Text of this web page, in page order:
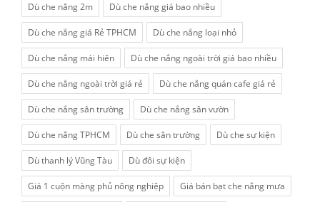
Dù che nắng 2m Dù che nắng giá bao nhiều
Dù che nắng giá Rẻ TPHCM Dù che nắng loại nhỏ
Dù che nắng mái hiên Dù che nắng ngoài trời giá bao nhiều
Dù che nắng ngoài trời giá rẻ Dù che nắng quán cafe giá rẻ
Dù che nắng sân trường Dù che nắng sân vườn
Dù che nắng TPHCM Dù che sân trường Dù che sự kiện
Dù thanh lý Vũng Tàu Dù đôi sự kiện
Giá 1 cuộn màng phủ nông nghiệp Giá bán bạt che nắng mưa